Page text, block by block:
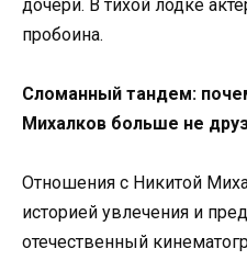
дочери. В тихой лодке
пробоина.
Сломанный тандем:
Михалков больше не
Отношения с Никитой
историей увлечения и
отечественный